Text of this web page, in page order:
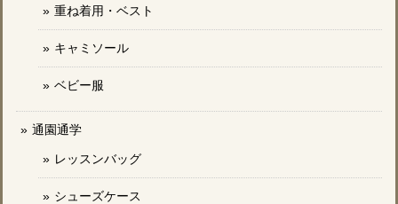
重ね着用・ベスト
キャミソール
ベビー服
通園通学
レッスンバッグ
シューズケース